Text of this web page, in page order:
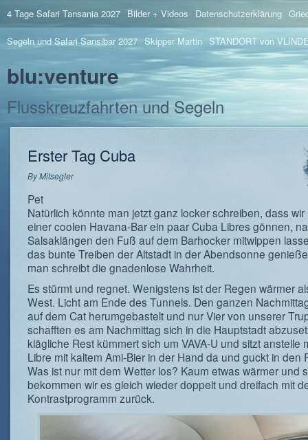
4 Tage Safari Tansania 2027 Bilder + Videos Datenschutzerklärung
Segeln und Safari Sansibar 2027 Skipper Martin STANDORT von
blu:venture
Flusskreuzfahrten und Segeln
Erster Tag Cuba
ByMitsegler
Pet
Natürlich könnte man jetzt ganz locker schreiben, dass wir
einer coolen Havana-Bar ein paar Cuba Libres gönnen,
Salsaklängen den Fuß auf dem Barhocker mitwippen
das bunte Treiben der Altstadt in der Abendsonne
man schreibt die gnadenlose Wahrheit.
Es stürmt und regnet. Wenigstens ist der Regen wärmer
West. Licht am Ende des Tunnels. Den ganzen
auf dem Cat herumgebastelt und nur Vier von unserer
schafften es am Nachmittag sich in die Hauptstadt
klägliche Rest kümmert sich um VAVA-U und sitzt anstelle
Libre mit kaltem Ami-Bier in der Hand da und guckt in den
Was ist nur mit dem Wetter los? Kaum etwas wärmer und
bekommen wir es gleich wieder doppelt und dreifach mit
Kontrastprogramm zurück.